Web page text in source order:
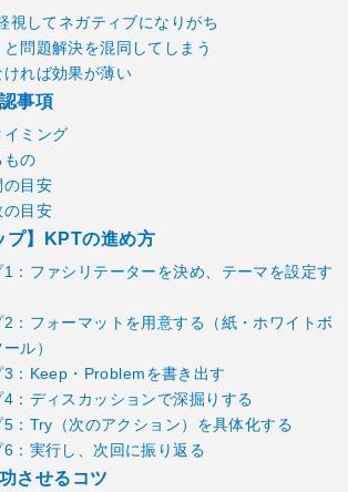
視してネガティブになりがち
問題解決を混同してしまう
ければ効果が薄い
事項
ミング
もの
の目安
の目安
プ】KPTの進め方
1：ファシリテーターを決め、テーマを設定す
2：フォーマットを用意する（紙・ホワイトボ
ル）
3：Keep・Problemを書き出す
4：ディスカッションで深掘りする
5：Try（次のアクション）を具体化する
6：実行し、次回に振り返る
させるコツ